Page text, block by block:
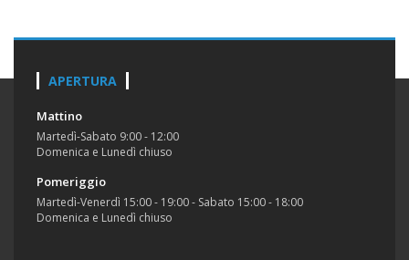
APERTURA
Mattino
Martedì-Sabato 9:00 - 12:00
Domenica e Lunedì chiuso
Pomeriggio
Martedì-Venerdì 15:00 - 19:00 - Sabato 15:00 - 18:00
Domenica e Lunedì chiuso